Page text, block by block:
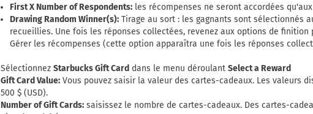
First X Number of Respondents: les récompenses ne seront accordées
Drawing Random Winner(s): Tirage au sort : les gagnants sont sélectionnés
recueillies. Une fois les réponses collectées, revenez aux options de finition
Gérer les récompenses (cette option apparaîtra une fois les réponses
Sélectionnez Starbucks Gift Card dans le menu déroulant Select a Reward
Gift Card Value: Vous pouvez saisir la valeur des cartes-cadeaux. Les valeurs
500 $ (USD).
Number of Gift Cards: saisissez le nombre de cartes-cadeaux. Des cartes-